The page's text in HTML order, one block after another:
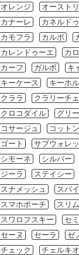
オレンジ
オースト
カナーレ
カネルド
カモフラ
カルボ
カレンドゥーエ
カ
カーフ
ガルボ キ
キーケース
キーホ
クララ
クラリーチェ
クロコダイル
グリ
コサージュ
コットン
ゴート
サブウォレ
シモーネ
シルバー
ジーラ
ステイシー
スナメッシュ
スパ
スマホポーチ
スリ
スワロフスキー
セ
セーヌ
セーラ ゼ
チェック
チェルキオ